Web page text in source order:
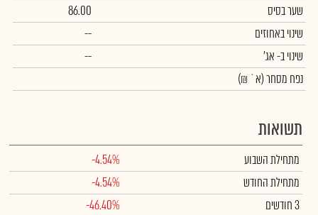
שער בסיס
86.00
שינוי באחוזים
--
שינויב- אג'
--
נפח מסחר(א` ₪)
תשואות
מתחילת השבוע
-4.54%
מתחילת החודש
-4.54%
3 חודשים
-46.40%